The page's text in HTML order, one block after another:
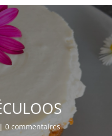
| 0 commentaires